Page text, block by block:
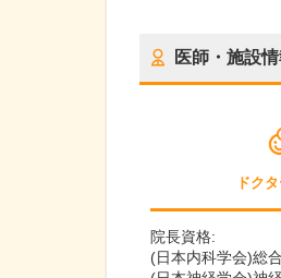
医師・施設
ドク
院長資格:
(日本内科学会)総